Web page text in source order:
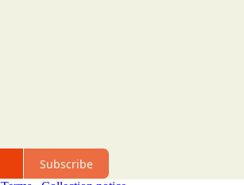
Subscribe